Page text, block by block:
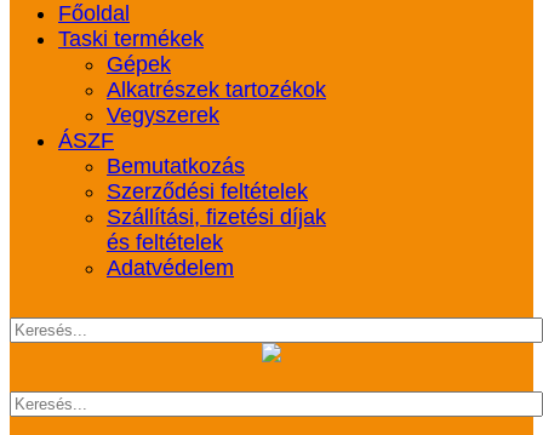
Főoldal
Taski termékek
Gépek
Alkatrészek tartozékok
Vegyszerek
ÁSZF
Bemutatkozás
Szerződési feltételek
Szállítási, fizetési díjak
és feltételek
Adatvédelem